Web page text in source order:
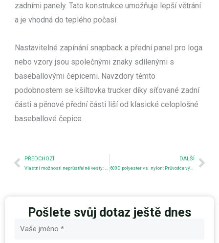
zadními panely. Tato konstrukce umožňuje lepší větrání
a je vhodná do teplého počasí.
Nastavitelné zapínání snapback a přední panel pro loga
nebo vzory jsou společnými znaky sdílenými s
baseballovými čepicemi. Navzdory těmto
podobnostem se kšiltovka trucker díky síťované zadní
části a pěnové přední části liší od klasické celoplošné
baseballové čepice.
Předchozí
PŘEDCHOZÍ DALŠÍ
600D polyester vs. nylon: Průvodce výběrem taktické výstroje
Pošlete svůj dotaz ještě dnes
Název